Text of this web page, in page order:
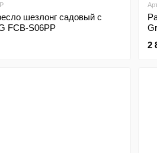
шезлонг садовый с
FCB-S06PP
2